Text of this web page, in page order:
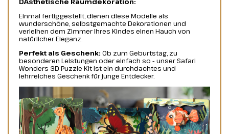
Einmal fertiggestellt, dienen diese Modelle als
wunderschöne, selbstgemachte Dekorationen und
verleihen dem Zimmer Ihres Kindes einen Hauch von
natürlicher Eleganz.
Perfekt als Geschenk: Ob zum Geburtstag, zu
besonderen Leistungen oder einfach so - unser Safari
Wonders 3D Puzzle Kit ist ein durchdachtes und
lehrreiches Geschenk für junge Entdecker.